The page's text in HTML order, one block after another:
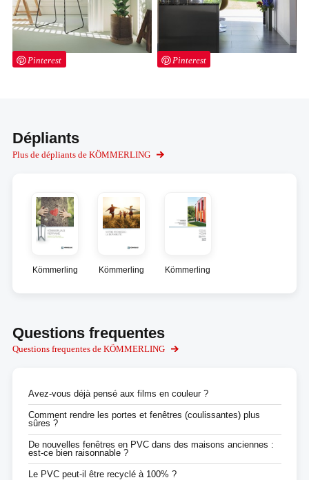
Pinterest Pinterest
Dépliants
Plus de dépliants de KÖMMERLING
Kömmerling Kömmerling Kömmerling
Questions frequentes
Questions frequentes de KÖMMERLING
Avez-vous déjà pensé aux films en couleur ?
Comment rendre les portes et fenêtres (coulissantes) plus
sûres ?
De nouvelles fenêtres en PVC dans des maisons anciennes :
est-ce bien raisonnable ?
Le PVC peut-il être recyclé à 100% ?